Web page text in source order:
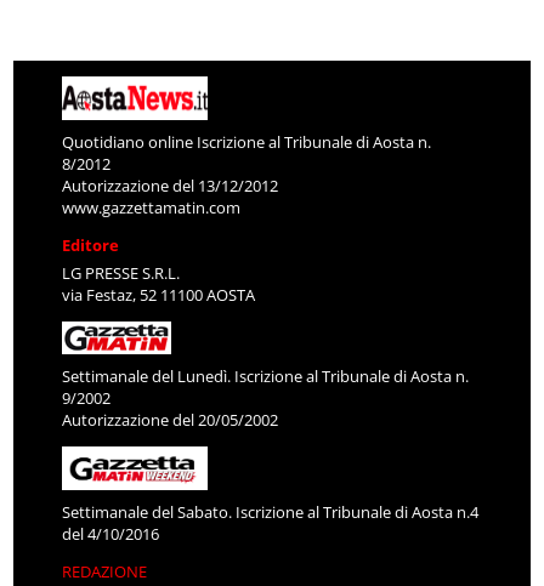
Quotidiano online Iscrizione al Tribunale di Aosta n.
8/2012
Autorizzazione del 13/12/2012
www.gazzettamatin.com
Editore
LG PRESSE S.R.L.
via Festaz, 52 11100 AOSTA
Settimanale del Lunedì. Iscrizione al Tribunale di Aosta n.
9/2002
Autorizzazione del 20/05/2002
Settimanale del Sabato. Iscrizione al Tribunale di Aosta n.4
del 4/10/2016
REDAZIONE